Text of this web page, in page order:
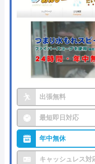
出張無料
最短即日対応
年中無休
キャッシュレス対